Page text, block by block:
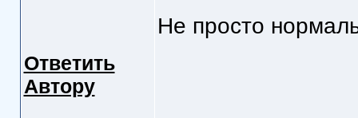
Ответить
Автору
Не просто